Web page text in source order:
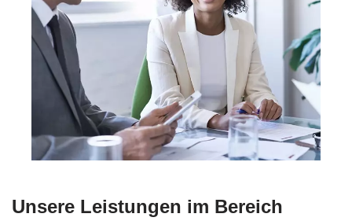
Unsere Leistungen im Bereich